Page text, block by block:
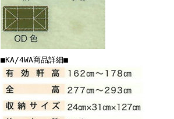
■KA/4WA商品詳細■